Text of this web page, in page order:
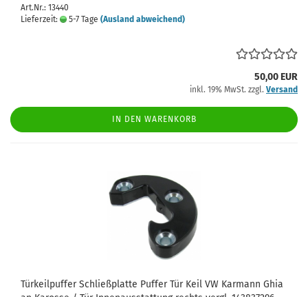
Art.Nr.: 13440
Lieferzeit:
5-7 Tage (Ausland abweichend)
50,00 EUR
inkl. 19% MwSt. zzgl. Versand
IN DEN WARENKORB
Türkeilpuffer Schließplatte Puffer Tür Keil VW Karmann Ghia